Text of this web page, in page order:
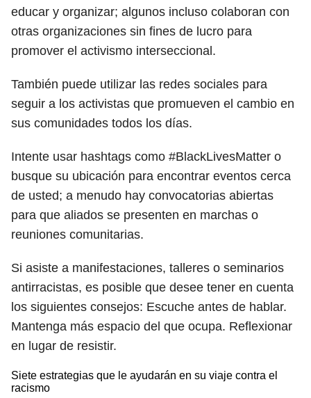
educar y organizar; algunos incluso colaboran con
otras organizaciones sin fines de lucro para
promover el activismo interseccional.
También puede utilizar las redes sociales para
seguir a los activistas que promueven el cambio en
sus comunidades todos los días.
Intente usar hashtags como #BlackLivesMatter o
busque su ubicación para encontrar eventos cerca
de usted; a menudo hay convocatorias abiertas
para que aliados se presenten en marchas o
reuniones comunitarias.
Si asiste a manifestaciones, talleres o seminarios
antirracistas, es posible que desee tener en cuenta
los siguientes consejos: Escuche antes de hablar.
Mantenga más espacio del que ocupa. Reflexionar
en lugar de resistir.
Siete estrategias que le ayudarán en su viaje contra el
racismo